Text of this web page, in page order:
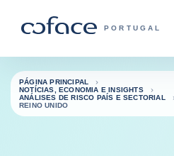
COFACE
PORTUGAL
Voltar à página principal
PÁGINA PRINCIPAL
NOTÍCIAS, ECONOMIA E INSIGHTS
ANÁLISES DE RISCO PAÍS E SECTORIAL
REINO UNIDO